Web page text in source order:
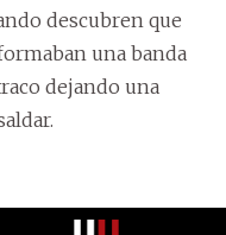
descubren que
una banda
dejando una